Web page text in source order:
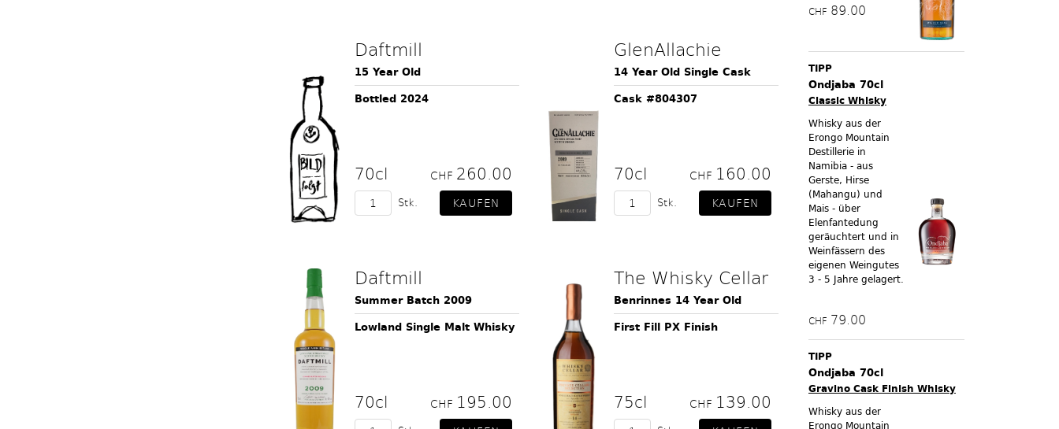
Daftmill
15 Year Old
Bottled 2024
70cl CHF 260.00
Stk.
GlenAllachie
14 Year Old Single Cask
Cask #804307
70cl CHF 160.00
Stk.
Daftmill
Summer Batch 2009
Lowland Single Malt Whisky
70cl CHF 195.00
The Whisky Cellar
Benrinnes 14 Year Old
First Fill PX Finish
75cl CHF 139.00
CHF 89.00
TIPP
Ondjaba 70cl
Classic Whisky
Whisky aus der
Erongo Mountain
Destillerie in
Namibia - aus
Gerste, Hirse
(Mahangu) und
Mais - über
Elenfantedung
geräuchtert und in
Weinfässern des
eigenen Weingutes
3 - 5 Jahre gelagert.
CHF 79.00
TIPP
Ondjaba 70cl
Gravino Cask Finish Whisky
Whisky aus der
Erongo Mountain